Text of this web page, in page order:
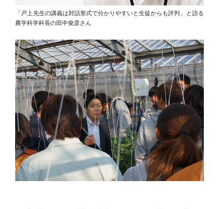
「戸上先生の講義は対話形式で分かりやすいと生徒からも評判」と語る
農学科学科長の田中俊彦さん